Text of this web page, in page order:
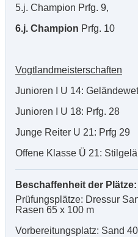
5.j. Champion Prfg. 9,
6.j. Champion Prfg. 10
Vogtlandmeisterschaften
Junioren I U 14:
Junioren I U 18: Prfg. 28
Junge Reiter U 21: Prfg 29
Offene Klasse Ü 21:
Beschaffenheit der Plätze:
Prüfungsplätze: Dressur
Rasen 65 x 100 m
Vorbereitungsplatz: Sand